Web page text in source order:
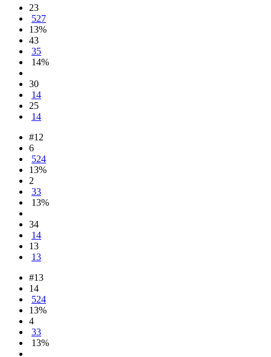
23
527
13%
43
35
14%
30
14
25
14
#12
6
524
13%
2
33
13%
34
14
13
13
#13
14
524
13%
4
33
13%